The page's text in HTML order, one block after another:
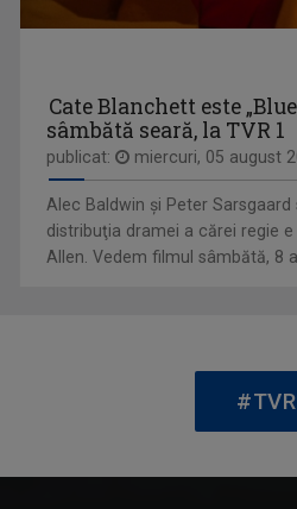
DOSAR ROMÂNIA
Cate Blanchett este
sâmbătă seară, la TVR 1
publicat: miercuri, 05 august
Alec Baldwin şi Peter
distribuţia dramei a cărei regie
Allen. Vedem filmul sâmbătă, 8